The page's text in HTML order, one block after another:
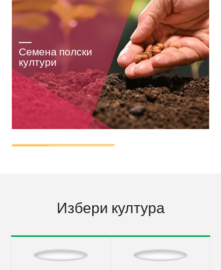
Семена полски
култури
Избери култура